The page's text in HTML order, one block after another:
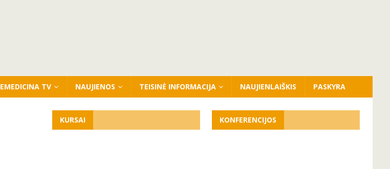
EMEDICINA TV NAUJIENOS TEISINĖ INFORMACIJA NAUJIENLAIŠKIS PASKYRA
KURSAI KONFERENCIJOS